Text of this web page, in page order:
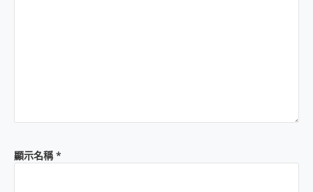
顯示名稱*